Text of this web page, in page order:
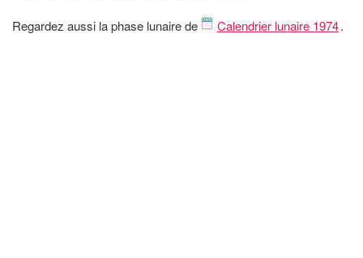
Regardez aussi la phase lunaire de Calendrier lunaire 1974.